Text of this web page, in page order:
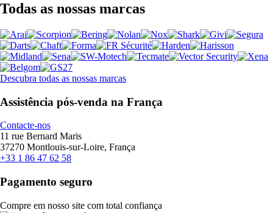
Todas as nossas marcas
Descubra todas as nossas marcas
Assistência pós-venda na França
Contacte-nos
11 rue Bernard Maris
37270 Montlouis-sur-Loire, França
+33 1 86 47 62 58
Pagamento seguro
Compre em nosso site com total confiança